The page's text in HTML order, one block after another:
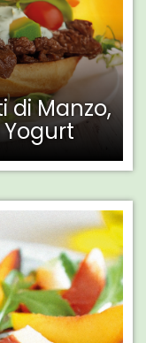
di Manzo,
Yogurt